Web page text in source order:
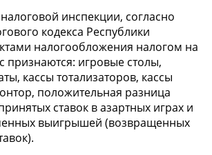
инспекции, согласно
кодекса Республики
налогообложения налогом на
признаются: игровые столы,
кассы тотализаторов, кассы
положительная разница
ставок в азартных играх и
выигрышей (возвращенных